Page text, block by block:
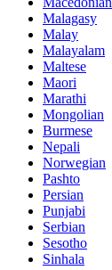
Malagasy
Malay
Malayalam
Maltese
Maori
Marathi
Mongolian
Burmese
Nepali
Norwegian
Pashto
Persian
Punjabi
Serbian
Sesotho
Sinhala